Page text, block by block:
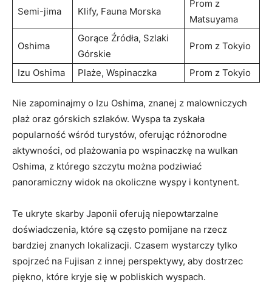
Semi-jima Klify, Fauna Morska
Prom z
Matsuyama
Oshima
Gorące Źródła, Szlaki
Górskie
Prom z Tokyio
Izu Oshima Plaże, Wspinaczka Prom z Tokyio
Nie zapominajmy o Izu Oshima, znanej z malowniczych
plaż oraz górskich szlaków. Wyspa ta zyskała
popularność wśród turystów, oferując różnorodne
aktywności, od plażowania po wspinaczkę na wulkan
Oshima, z którego szczytu można podziwiać
panoramiczny widok na okoliczne wyspy i kontynent.
Te ukryte skarby Japonii oferują niepowtarzalne
doświadczenia, które są często pomijane na rzecz
bardziej znanych lokalizacji. Czasem wystarczy tylko
spojrzeć na Fujisan z innej perspektywy, aby dostrzec
piękno, które kryje się w pobliskich wyspach.